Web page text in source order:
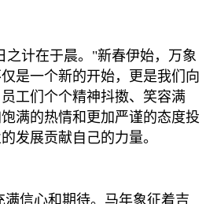
计在于晨。 "新春伊始，万象
是一个新的开始，更是我们向
工们个个精神抖擞、笑容满
满的热情和更加严谨的态度投
发展贡献自己的力量。
信心和期待。马年象征着吉